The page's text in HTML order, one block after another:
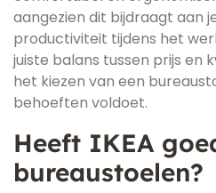
aangezien dit bijdraagt aan
productiviteit tijdens het
juiste balans tussen prijs en
het kiezen van een
behoeften voldoet.
Heeft IKEA
bureaustoelen?